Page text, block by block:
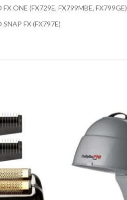
ONE (FX729E, FX799MBE, FX799GE)
SNAP FX (FX797E)